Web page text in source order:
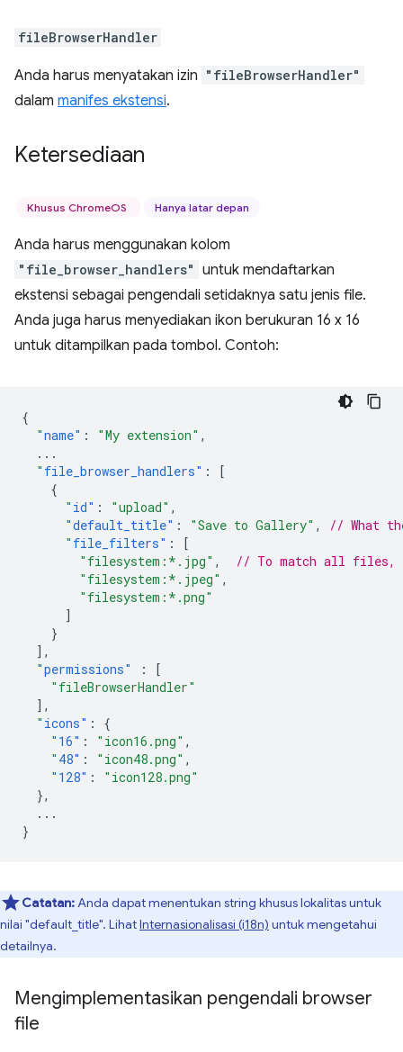
fileBrowserHandler
Anda harus menyatakan izin "fileBrowserHandler"
dalam manifes ekstensi.
Ketersediaan
Khusus ChromeOS Hanya latar depan
Anda harus menggunakan kolom
"file_browser_handlers" untuk mendaftarkan
ekstensi sebagai pengendali setidaknya satu jenis file.
Anda juga harus menyediakan ikon berukuran 16 x 16
untuk ditampilkan pada tombol. Contoh:
{
"name" : "My extension" ,
...
"file_browser_handlers" :
[
{
"id" : "upload" ,
"default_title" : "Save to Gallery" ,
// What
"file_filters" :
[
"filesystem:*.jpg" ,
// To match all files,
"filesystem:*.jpeg" ,
"filesystem:*.png"
]
}
],
"permissions"
:
[
"fileBrowserHandler"
],
"icons" :
{
"16" : "icon16.png" ,
"48" : "icon48.png" ,
"128" :
"icon128.png"
},
...
}
Catatan:Anda dapat menentukan string khusus lokalitas untuk
nilai "default_title". LihatInternasionalisasi (i18n) untuk mengetahui
detailnya.
Mengimplementasikan pengendali browser
file